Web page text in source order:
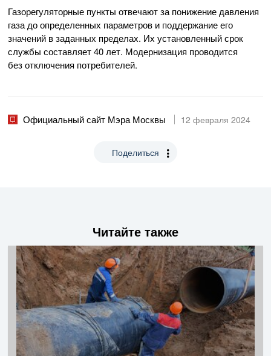
Газорегуляторные пункты отвечают за понижение давления
газа до определенных параметров и поддержание его
значений в заданных пределах. Их установленный срок
службы составляет 40 лет. Модернизация проводится
без отключения потребителей.
Официальный сайт Мэра Москвы 12 февраля 2024
Поделиться
Читайте также